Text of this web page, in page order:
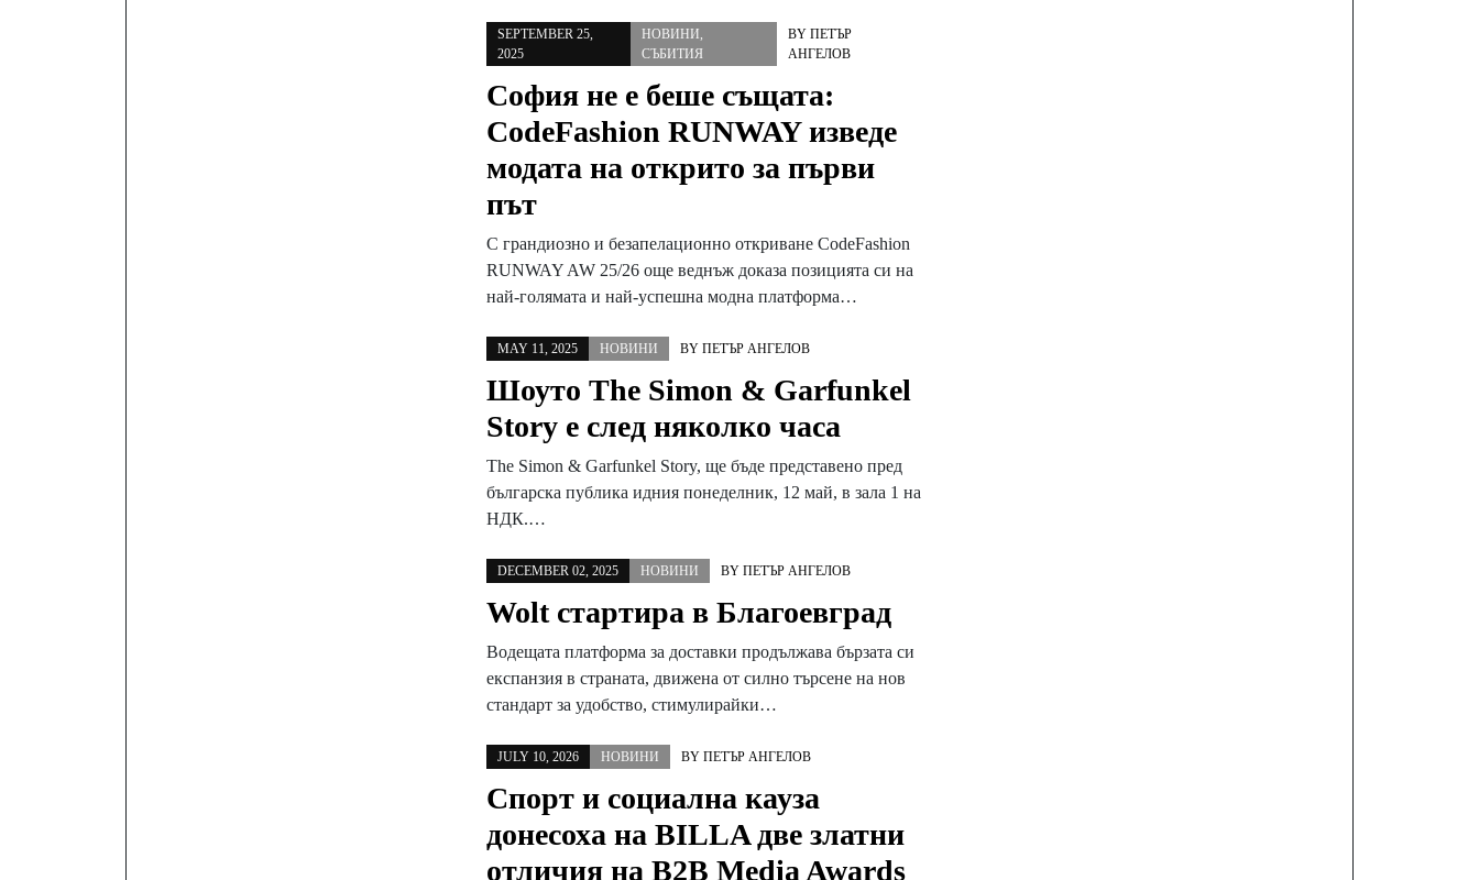
SEPTEMBER 25,
2025
НОВИНИ,
СЪБИТИЯ
BYПЕТЪР
АНГЕЛОВ
София не е беше същата:
CodeFashion RUNWAY изведе
модата на открито за първи
път
С грандиозно и безапелационно откриване CodeFashion
RUNWAY AW 25/26 още веднъж доказа позицията си на
най-голямата и най-успешна модна платформа…
MAY 11, 2025 НОВИНИ BY ПЕТЪР АНГЕЛОВ
Шоуто The Simon & Garfunkel
Story е след няколко часа
The Simon & Garfunkel Story, ще бъде представено пред
българска публика идния понеделник, 12 май, в зала 1 на
НДК.…
DECEMBER 02, 2025 НОВИНИ BY ПЕТЪР АНГЕЛОВ
Wolt стартира в Благоевград
Водещата платформа за доставки продължава бързата си
експанзия в страната, движена от силно търсене на нов
стандарт за удобство, стимулирайки…
JULY 10, 2026 НОВИНИ BY ПЕТЪР АНГЕЛОВ
Спорт и социална кауза
донесоха на BILLA две златни
отличия на B2B Media Awards